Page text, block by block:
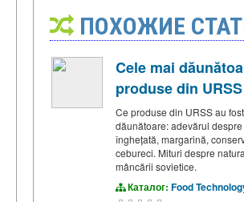
ПОХОЖИЕ
Cele mai
produse din URSS
Ce produse din URSS au
dăunătoare: adevărul
înghețată, margarină,
cebureci. Mituri despre
mâncării sovietice.
Каталог: Food